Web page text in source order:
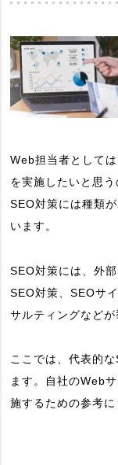
Web担当者として
を実施したいと思
SEO対策には種類
います。
SEO対策には、外
SEO対策、SEOサ
サルティングなどが
ここでは、代表的
ます。自社のWeb
施するための参考に